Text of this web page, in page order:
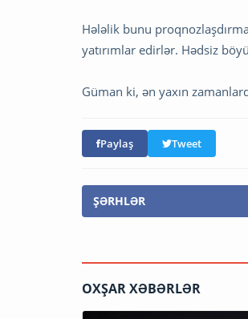
Hələlik bunu
yatırımlar edirlər. Hədsiz
Güman ki, ən yaxın
Paylaş Tweet
ŞƏRHLƏR
OXŞAR XƏBƏRLƏR